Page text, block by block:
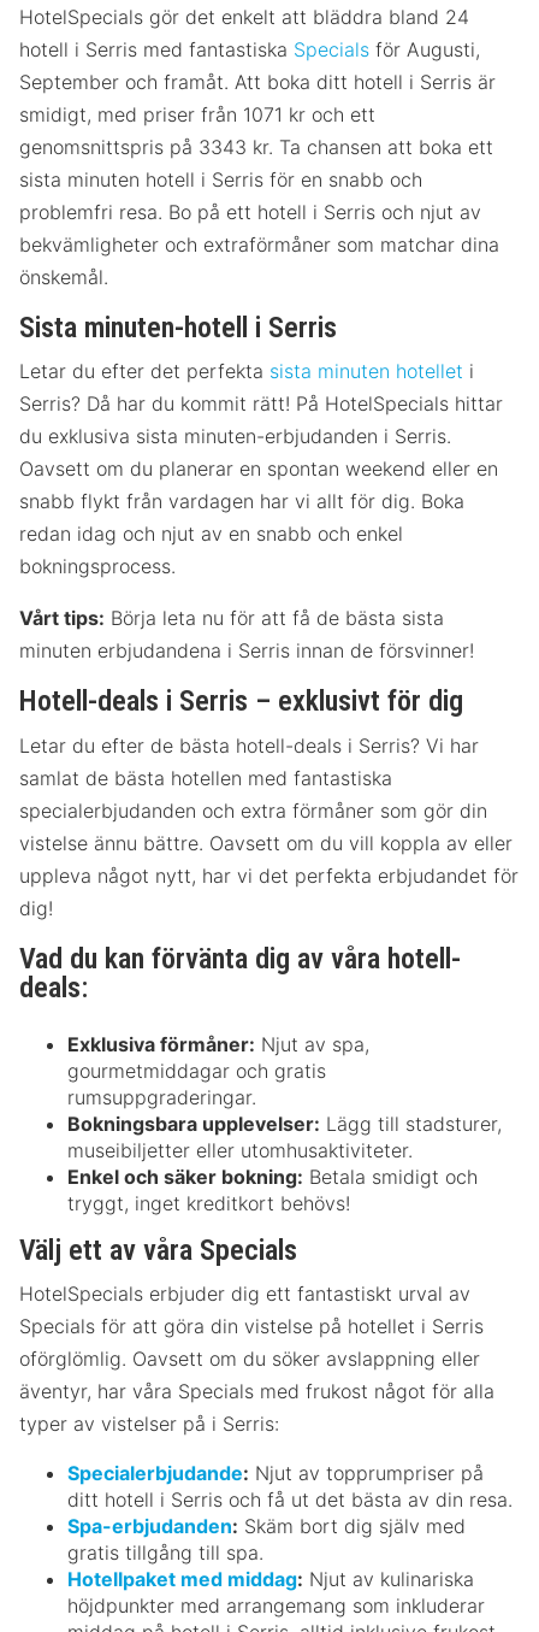
HotelSpecials gör det enkelt att bläddra bland 24
hotell i Serris med fantastiska Specials för Augusti,
September och framåt. Att boka ditt hotell i Serris är
smidigt, med priser från 1071 kr och ett
genomsnittspris på 3343 kr. Ta chansen att boka ett
sista minuten hotell i Serris för en snabb och
problemfri resa. Bo på ett hotell i Serris och njut av
bekvämligheter och extraförmåner som matchar dina
önskemål.
Sista minuten-hotell i Serris
Letar du efter det perfekta sista minuten hotellet i
Serris? Då har du kommit rätt! På HotelSpecials hittar
du exklusiva sista minuten-erbjudanden i Serris.
Oavsett om du planerar en spontan weekend eller en
snabb flykt från vardagen har vi allt för dig. Boka
redan idag och njut av en snabb och enkel
bokningsprocess.
Vårt tips: Börja leta nu för att få de bästa sista
minuten erbjudandena i Serris innan de försvinner!
Hotell-deals i Serris – exklusivt för dig
Letar du efter de bästa hotell-deals i Serris? Vi har
samlat de bästa hotellen med fantastiska
specialerbjudanden och extra förmåner som gör din
vistelse ännu bättre. Oavsett om du vill koppla av eller
uppleva något nytt, har vi det perfekta erbjudandet för
dig!
Vad du kan förvänta dig av våra hotell-
deals:
Exklusiva förmåner: Njut av spa,
gourmetmiddagar och gratis
rumsuppgraderingar.
Bokningsbara upplevelser: Lägg till stadsturer,
museibiljetter eller utomhusaktiviteter.
Enkel och säker bokning: Betala smidigt och
tryggt, inget kreditkort behövs!
Välj ett av våra Specials
HotelSpecials erbjuder dig ett fantastiskt urval av
Specials för att göra din vistelse på hotellet i Serris
oförglömlig. Oavsett om du söker avslappning eller
äventyr, har våra Specials med frukost något för alla
typer av vistelser på i Serris:
Specialerbjudande: Njut av topprumpriser på
ditt hotell i Serris och få ut det bästa av din resa.
Spa-erbjudanden: Skäm bort dig själv med
gratis tillgång till spa.
Hotellpaket med middag: Njut av kulinariska
höjdpunkter med arrangemang som inkluderar